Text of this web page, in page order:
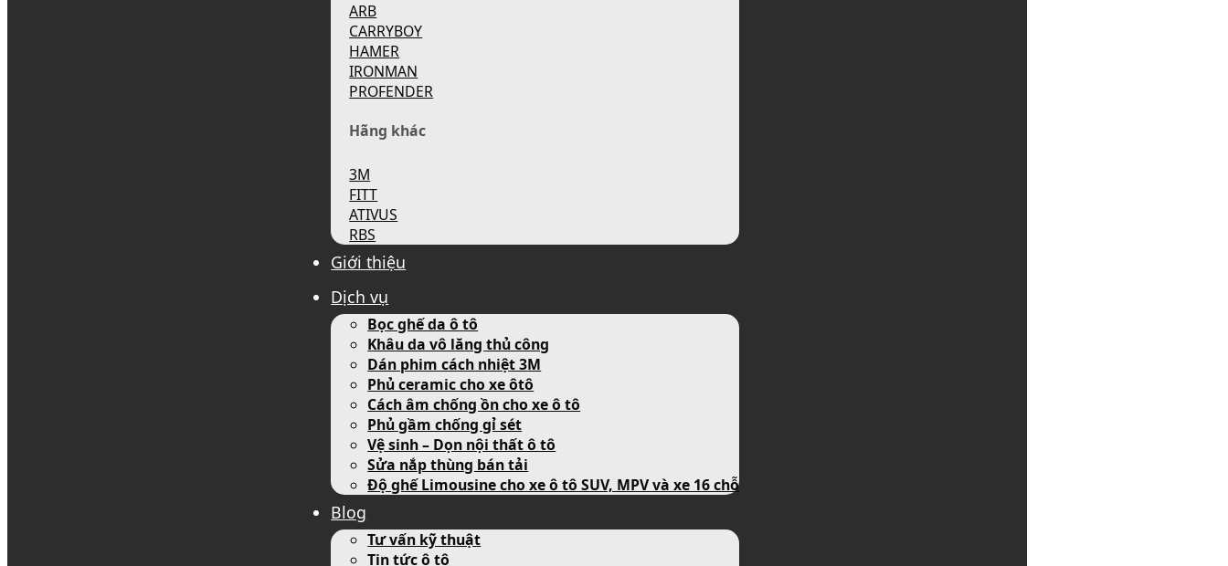
ARB
CARRYBOY
HAMER
IRONMAN
PROFENDER
Hãng khác
3M
FITT
ATIVUS
RBS
Giới thiệu
Dịch vụ
Bọc ghế da ô tô
Khâu da vô lăng thủ công
Dán phim cách nhiệt 3M
Phủ ceramic cho xe ôtô
Cách âm chống ồn cho xe ô tô
Phủ gầm chống gỉ sét
Vệ sinh – Dọn nội thất ô tô
Sửa nắp thùng bán tải
Độ ghế Limousine cho xe ô tô SUV, MPV và xe 16 chỗ
Blog
Tư vấn kỹ thuật
Tin tức ô tô